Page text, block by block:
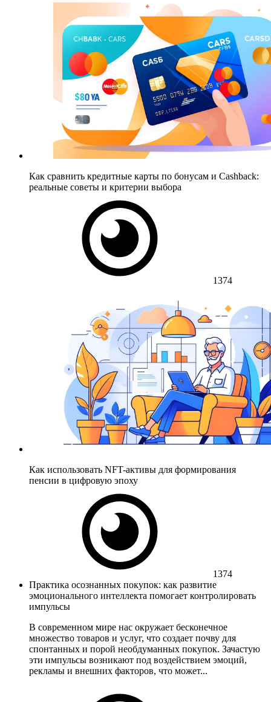
Как сравнить кредитные карты по бонусам и Cashback:
реальные советы и критерии выбора
1374
Как использовать NFT-активы для формирования
пенсии в цифровую эпоху
1374
Практика осознанных покупок: как развитие
эмоционального интеллекта помогает контролировать
импульсы
В современном мире нас окружает бесконечное
множество товаров и услуг, что создает почву для
спонтанных и порой необдуманных покупок. Зачастую
эти импульсы возникают под воздействием эмоций,
рекламы и внешних факторов, что может...